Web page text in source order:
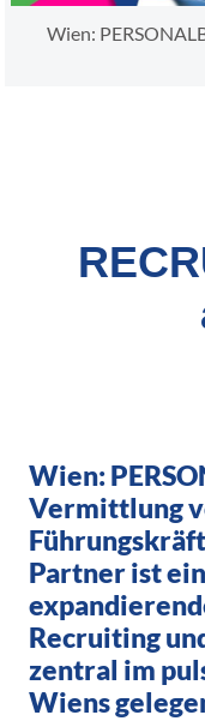
Wien:
Wien:
Vermittlung
Partner ist
Recruiting
zentral im
Wiens